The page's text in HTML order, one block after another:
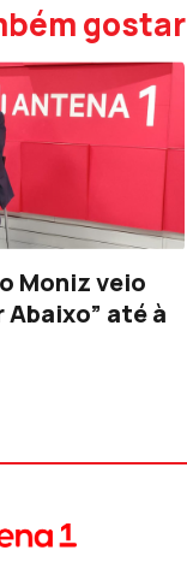
gostar
Moniz veio
Abaixo” até à